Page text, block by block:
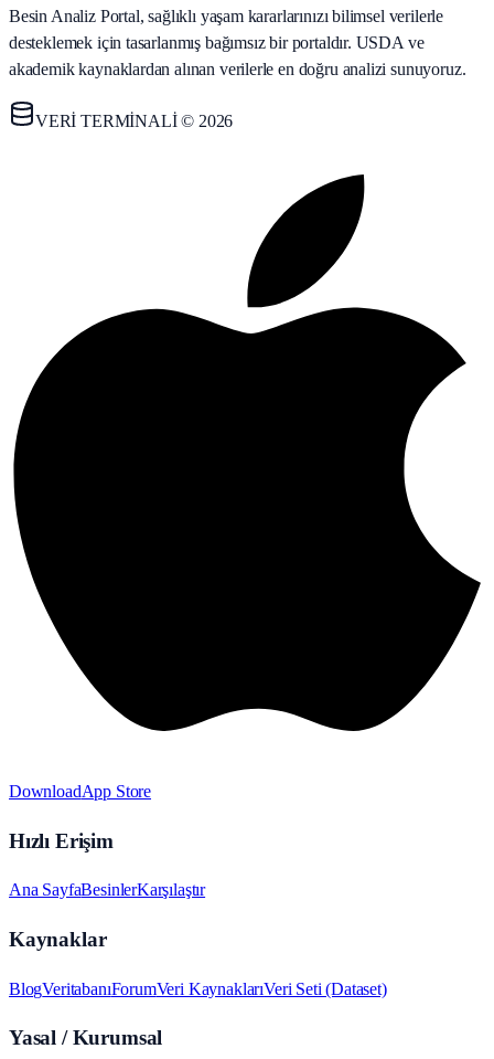
Besin Analiz Portal, sağlıklı yaşam kararlarınızı bilimsel verilerle
desteklemek için tasarlanmış bağımsız bir portaldır. USDA ve
akademik kaynaklardan alınan verilerle en doğru analizi sunuyoruz.
VERİ TERMİNALİ © 2026
DownloadApp Store
Hızlı Erişim
Ana SayfaBesinlerKarşılaştır
Kaynaklar
BlogVeritabanıForumVeri KaynaklarıVeri Seti (Dataset)
Yasal / Kurumsal